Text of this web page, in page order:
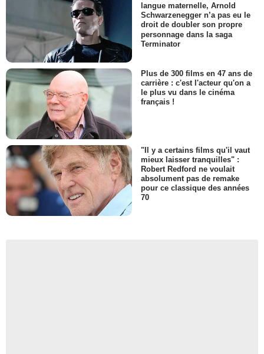
langue maternelle, Arnold
Schwarzenegger n’a pas eu le
droit de doubler son propre
personnage dans la saga
Terminator
Plus de 300 films en 47 ans de
carrière : c'est l'acteur qu'on a
le plus vu dans le cinéma
français !
"Il y a certains films qu'il vaut
mieux laisser tranquilles" :
Robert Redford ne voulait
absolument pas de remake
pour ce classique des années
70